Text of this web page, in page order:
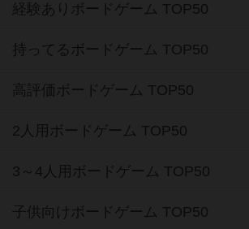
経験ありボードゲーム TOP50
持ってるボードゲーム TOP50
高評価ボードゲーム TOP50
2人用ボードゲーム TOP50
3～4人用ボードゲーム TOP50
子供向けボードゲーム TOP50